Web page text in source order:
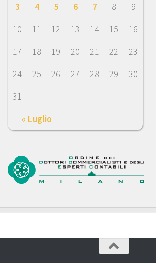
« Luglio
3
4 5 6 7 8
9
10
11 12 13 14 15
16
17
18 19 20 21 22
23
24
25 26 27 28 29
30
31